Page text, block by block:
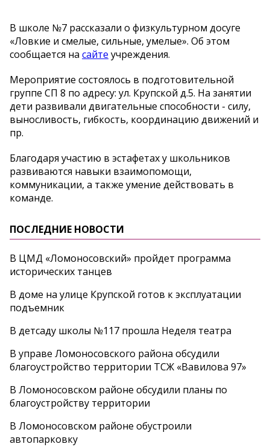
В школе №7 рассказали о физкультурном досуге
«Ловкие и смелые, сильные, умелые». Об этом
сообщается на сайте учреждения.
Мероприятие состоялось в подготовительной
группе СП 8 по адресу: ул. Крупской д.5. На занятии
дети развивали двигательные способности - силу,
выносливость, гибкость, координацию движений и
пр.
Благодаря участию в эстафетах у школьников
развиваются навыки взаимопомощи,
коммуникации, а также умение действовать в
команде.
ПОСЛЕДНИЕ НОВОСТИ
В ЦМД «Ломоносовский» пройдет программа
исторических танцев
В доме на улице Крупской готов к эксплуатации
подъемник
В детсаду школы №117 прошла Неделя театра
В управе Ломоносовского района обсудили
благоустройство территории ТСЖ «Вавилова 97»
В Ломоносовском районе обсудили планы по
благоустройству территории
В Ломоносовском районе обустроили
автопарковку